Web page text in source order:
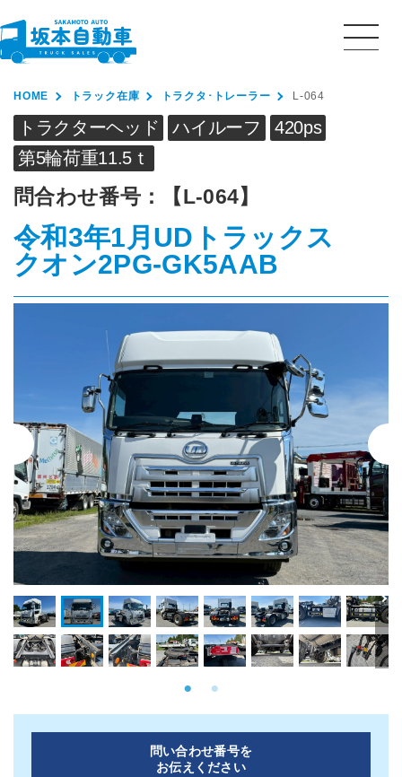
HOME トラック在庫 トラクタ･トレーラー L-064
トラクターヘッド ハイルーフ
420ps
第5輪荷重11.5ｔ
問合わせ番号： 【L-064】
令和3年1月 UDトラックス
クオン2PG-GK5AAB
問い合わせ番号を
お伝えください